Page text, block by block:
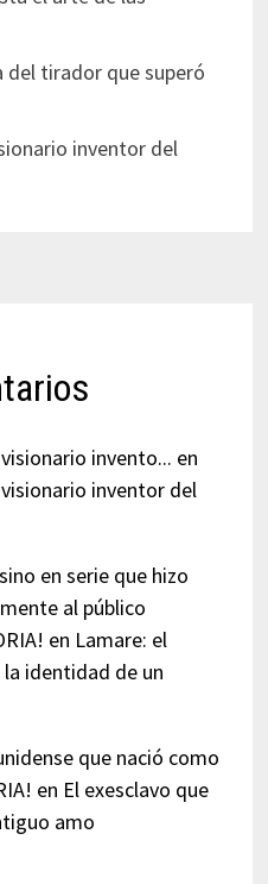
del tirador que superó
inventor del
invento... en
inventor del
en serie que hizo
al público
en Lamare: el
identidad de un
que nació como
en El exesclavo que
amo